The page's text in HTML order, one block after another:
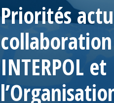
Priorités
INTERPOL et